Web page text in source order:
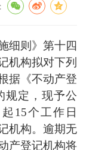
细则》第十四
机构拟对下列
据《不动产登
规定，现予公
15个工作日
机构。逾期无
产登记机构将